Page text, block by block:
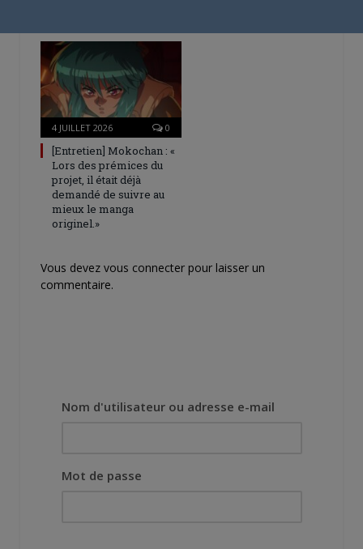
4 JUILLET 2026 0
[Entretien] Mokochan : «
Lors des prémices du
projet, il était déjà
demandé de suivre au
mieux le manga
originel.»
Vous devez vous connecter pour laisser un
commentaire.
Nom d'utilisateur ou adresse e-mail
Mot de passe